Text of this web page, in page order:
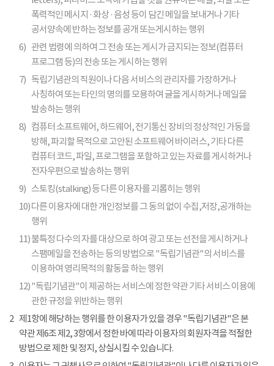
폭력적인 메시지 · 화상 · 음성 등이 담긴 메일을 보내거나 기타
공서양속에 반하는 정보를 공개 또는게시하는 행위
6) 관련 법령에 의하여 그 전송 또는 게시가 금지되는 정보(컴퓨터
프로그램 등)의 전송 또는 게시하는 행위
7) 독립기념관의 직원이나 다음 서비스의 관리자를 가장하거나
사칭하여 또는 타인의 명의를 모용하여 글을 게시하거나 메일을
발송하는 행위
8) 컴퓨터 소프트웨어, 하드웨어, 전기통신 장비의 정상적인 가동을
방해, 파괴할 목적으로 고안된 소프트웨어 바이러스, 기타 다른
컴퓨터 코드, 파일, 프로그램을 포함하고 있는 자료를 게시하거나
전자우편으로 발송하는 행위
9) 스토킹(stalking) 등 다른 이용자를 괴롭히는 행위
10)다른 이용자에 대한 개인정보를 그 동의 없이 수집,저장,공개하는
행위
11)불특정 다수의 자를 대상으로 하여 광고 또는 선전을 게시하거나
스팸메일을 전송하는 등의 방법으로 "독립기념관"의 서비스를
이용하여 영리목적의 활동을 하는 행위
12)"독립기념관"이 제공하는 서비스에 정한 약관 기타 서비스 이용에
관한 규정을 위반하는 행위
2 제1항에 해당하는 행위를 한 이용자가 있을 경우 "독립기념관"은 본
약관 제6조 제2, 3항에서 정한 바에 따라 이용자의 회원자격을 적절한
방법으로 제한 및 정지, 상실시킬 수 있습니다.